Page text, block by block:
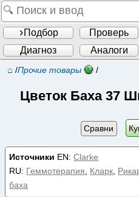
Подбор Проверь
Диагноз
Аналоги
⌂ /Прочие товары /
Цветок Баха 37
Сравни
Источники EN:Clarke
RU: Геммотерапия Кларк
баха